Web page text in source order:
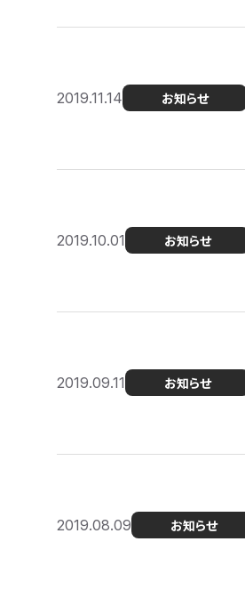
2019.11.14 お知らせ
2019.10.01 お知らせ
2019.09.11 お知らせ
2019.08.09 お知らせ